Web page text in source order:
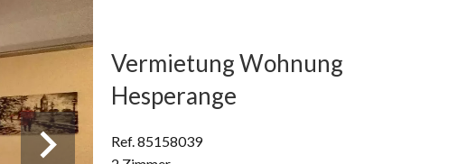
Vermietung Wohnung
Hesperange
Ref. 85158039